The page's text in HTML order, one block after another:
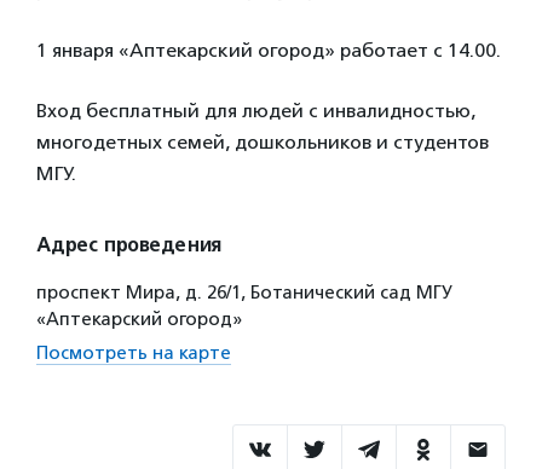
1 января «Аптекарский огород» работает с 14.00.
Вход бесплатный для людей с инвалидностью,
многодетных семей, дошкольников и студентов
МГУ.
Адрес проведения
проспект Мира, д. 26/1, Ботанический сад МГУ
«Аптекарский огород»
Посмотреть на карте